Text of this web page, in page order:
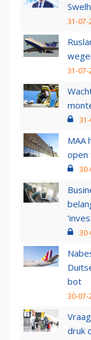
31-07-
31-07-
MAA
open
bot
30-07-
druk